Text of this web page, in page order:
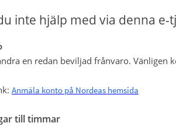
inte hjälp med via denna e-
en redan beviljad frånvaro. Vänligen
Anmäla konto på Nordeas hemsida
till timmar